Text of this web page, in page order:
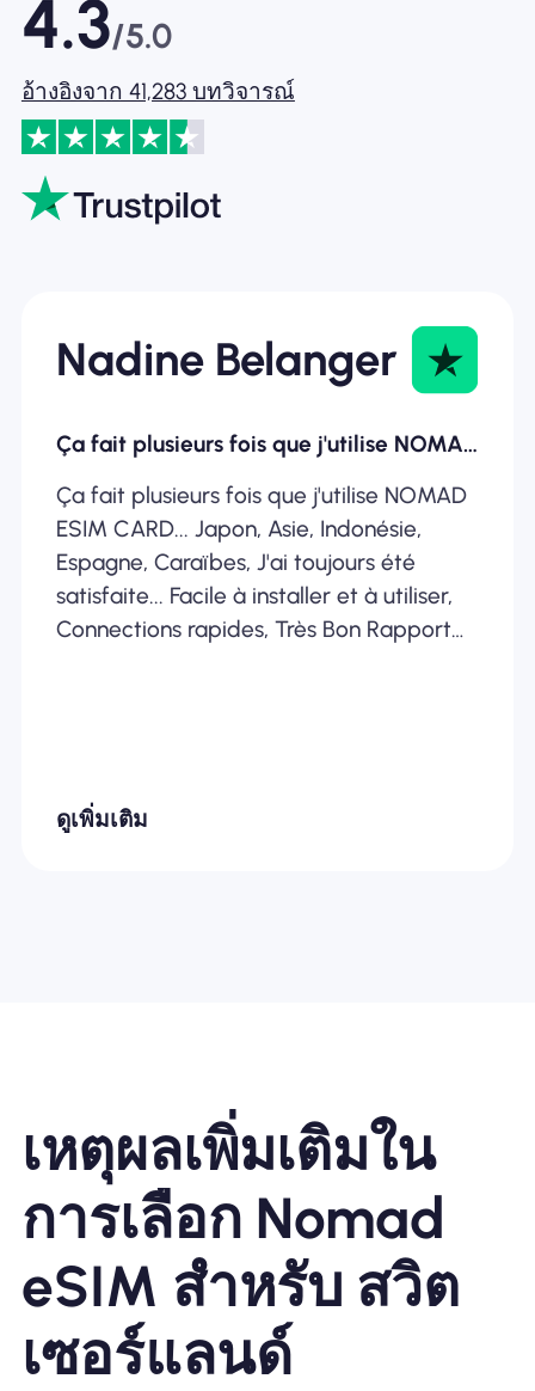
4.3/5.0
อ้างอิงจาก 41,283 บทวิจารณ์
Nadine Belanger
Ça fait plusieurs fois que j'utilise NOMAD ESIM
Ça fait plusieurs fois que j'utilise NOMAD
ESIM CARD... Japon, Asie, Indonésie,
Espagne, Caraïbes, J'ai toujours été
satisfaite... Facile à installer et à utiliser,
Connections rapides, Très Bon Rapport
ดูเพิ่มเติม
เหตุผลเพิ่มเติมใน
การเลือก Nomad
eSIM สำหรับ สวิต
เซอร์แลนด์